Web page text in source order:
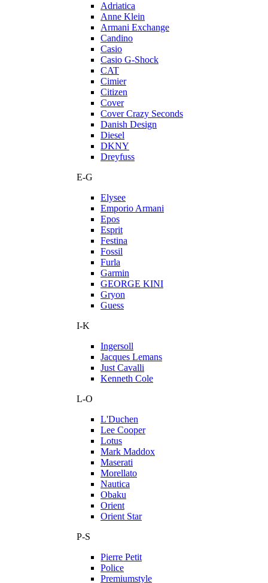
Adriatica
Anne Klein
Armani Exchange
Candino
Casio
Casio G-Shock
CAT
Cimier
Citizen
Cover
Cover Crazy Seconds
Danish Design
Diesel
DKNY
Dreyfuss
E-G
Elysee
Emporio Armani
Epos
Esprit
Festina
Fossil
Furla
Garmin
GEORGE KINI
Gryon
Guess
I-K
Ingersoll
Jacques Lemans
Just Cavalli
Kenneth Cole
L-O
L'Duchen
Lee Cooper
Lotus
Mark Maddox
Maserati
Morellato
Nautica
Obaku
Orient
Orient Star
P-S
Pierre Petit
Police
Premiumstyle